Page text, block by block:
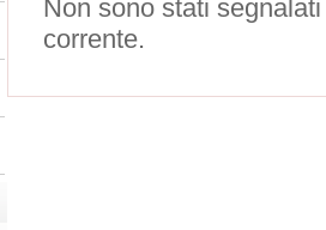
Non sono stati
corrente.